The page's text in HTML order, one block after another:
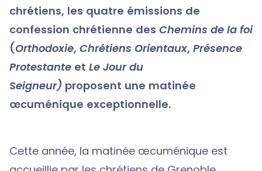
chrétiens, les quatre émissions de
confession chrétienne des Chemins de la foi
(Orthodoxie, Chrétiens Orientaux, Présence
Protestante et Le Jour du
Seigneur) proposent une matinée
œcuménique exceptionnelle.
Cette année, la matinée œcuménique est